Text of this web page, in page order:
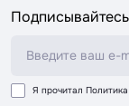
Я прочитал